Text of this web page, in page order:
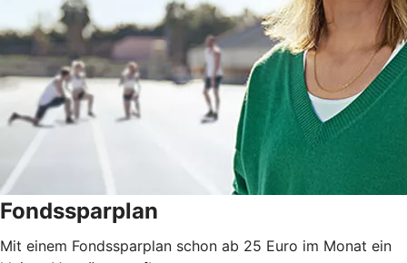
Fondssparplan
Mit einem Fondssparplan schon ab 25 Euro im Monat ein